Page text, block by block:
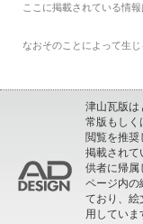
ここに掲載されている情
なおそのことによって生
津山瓦版は
常版もしく
閲覧を推奨
掲載されて
供者に帰属
ページ内の
ており、絵
用していま